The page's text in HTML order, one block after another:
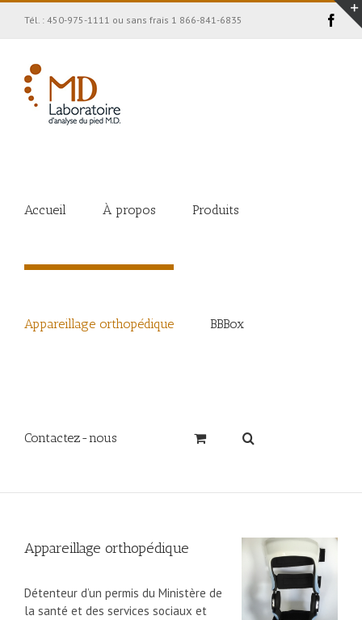
Tél. : 450-975-1111 ou sans frais 1 866-841-6835
Accueil À propos Produits
Appareillage orthopédique BBBox
Contactez-nous
Appareillage orthopédique
Détenteur d’un permis du Ministère de
la santé et des services sociaux et